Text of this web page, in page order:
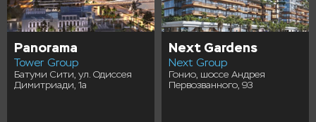
Panorama
Tower Group
Батуми Сити, ул. Одиссея
Димитриади, 1а
Next Gardens
Next Group
Гонио, шоссе Андрея
Первозванного, 93